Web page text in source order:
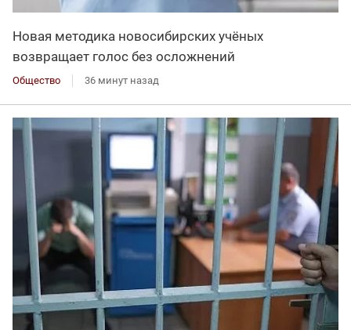
Новая методика новосибирских учёных
возвращает голос без осложнений
Общество 36 минут назад